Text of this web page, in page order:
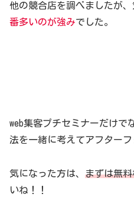
他の競合店を調べましたが
番多いのが強みでした。
web集客プチセミナーだけで
法を一緒に考えてアフターフ
気になった方は、 まずは無
いね！！